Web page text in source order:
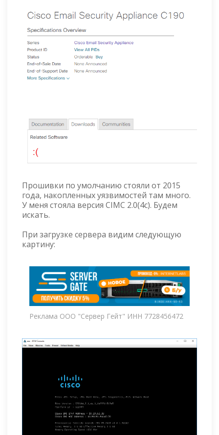
Прошивки по умолчанию стояли от 2015
года, накопленных уязвимостей там много.
У меня стояла версия CIMC 2.0(4c). Будем
искать.
При загрузке сервера видим следующую
картину:
Реклама ООО "Сервер Гейт" ИНН 7728456472